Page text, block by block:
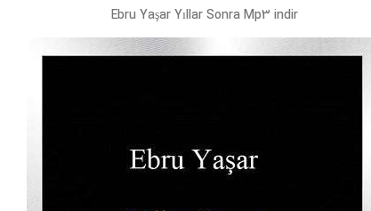
Ebru Yaşar Yıllar Sonra Mp3 indir